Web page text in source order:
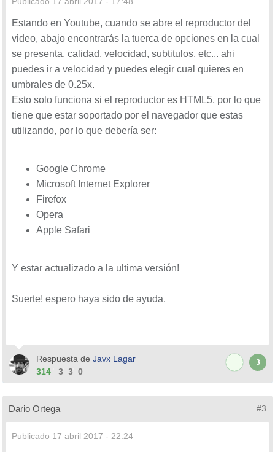
Aparecerán las opciones de velocidad:
0.25
0.50
0.75
Normal
1.50
Yo he escogido una lenta y así veo el tutorial despacito y
momento.
Estando en Youtube, cuando se abre el reproductor del
video, abajo encontrarás la tuerca de opciones en la cual
se presenta, calidad, velocidad, subtitulos, etc... ahi
puedes ir a velocidad y puedes elegir cual quieres en
umbrales de 0.25x.
Esto solo funciona si el reproductor es HTML5, por lo que
tiene que estar soportado por el navegador que estas
utilizando, por lo que debería ser:
Google Chrome
Microsoft Internet Explorer
Firefox
Opera
Apple Safari
Y estar actualizado a la ultima versión!
Suerte! espero haya sido de ayuda.
Respuesta de Javx Lagar
314
3 3 0
3
Dario Ortega #3
Publicado 17 abril 2017 - 22:24